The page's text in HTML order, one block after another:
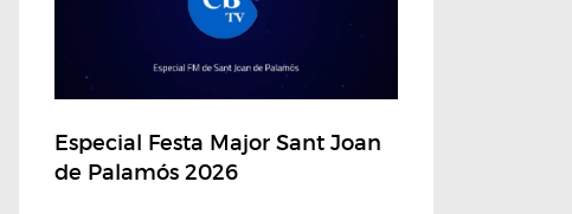
Especial Festa Major Sant Joan
de Palamós 2026